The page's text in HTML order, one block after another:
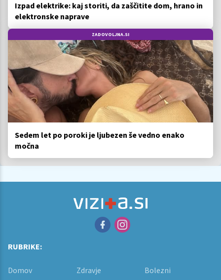
Izpad elektrike: kaj storiti, da zaščitite dom, hrano in
elektronske naprave
ZADOVOLJNA.SI
Sedem let po poroki je ljubezen še vedno enako
močna
RUBRIKE:
Domov Zdravje
Bolezni